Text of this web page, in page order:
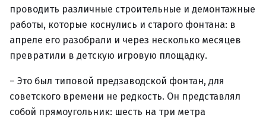
проводить различные строительные и демонтажные
работы, которые коснулись и старого фонтана: в
апреле его разобрали и через несколько месяцев
превратили в детскую игровую площадку.
– Это был типовой предзаводской фонтан, для
советского времени не редкость. Он представлял
собой прямоугольник: шесть на три метра